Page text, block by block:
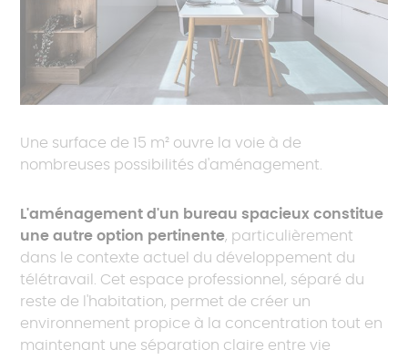
Une surface de 15 m² ouvre la voie à de
nombreuses possibilités d'aménagement.
L'aménagement d'un bureau spacieux constitue
une autre option pertinente, particulièrement
dans le contexte actuel du développement du
télétravail. Cet espace professionnel, séparé du
reste de l'habitation, permet de créer un
environnement propice à la concentration tout en
maintenant une séparation claire entre vie